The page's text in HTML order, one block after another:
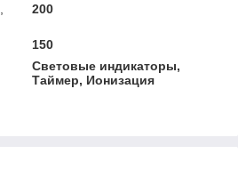
200
150
Световые индикаторы,
Таймер, Ионизация